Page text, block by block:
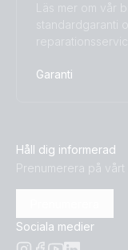
EasySolar-II
Certificate UNE
Declaration of
ISO9001 certificate
Läs mer om vår
standardgaranti
Garanti
Håll dig informerad
Prenumerera på
Sociala medier